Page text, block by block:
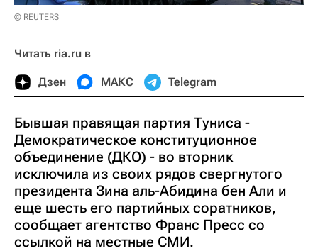
© REUTERS
Читать ria.ru в
Дзен МАКС Telegram
Бывшая правящая партия Туниса -
Демократическое конституционное
объединение (ДКО) - во вторник
исключила из своих рядов свергнутого
президента Зина аль-Абидина бен Али и
еще шесть его партийных соратников,
сообщает агентство Франс Пресс со
ссылкой на местные СМИ.